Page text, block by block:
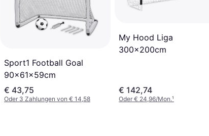
Sport1 Football Goal
90x61x59cm
€ 43,75
Oder 3 Zahlungen von € 14,58
My Hood Liga
300x200cm
€ 142,74
Oder € 24,96/Mon.¹